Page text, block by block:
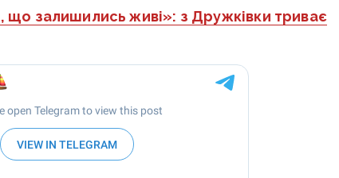
що залишились живі»: з Дружківки триває